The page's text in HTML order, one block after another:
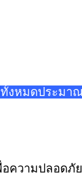
งหมดประมา
ความปลอดภั